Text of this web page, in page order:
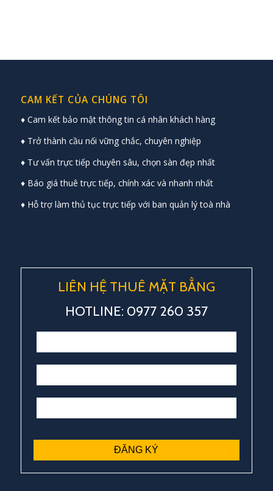
CAM KẾT CỦA CHÚNG TÔI
♦ Cam kết bảo mật thông tin cá nhân khách hàng
♦ Trở thành cầu nối vững chắc, chuyên nghiệp
♦ Tư vấn trực tiếp chuyên sâu, chọn sàn đẹp nhất
♦ Báo giá thuê trực tiếp, chính xác và nhanh nhất
♦ Hỗ trợ làm thủ tục trực tiếp với ban quản lý toà nhà
LIÊN HỆ THUÊ MẶT BẰNG
HOTLINE: 0977 260 357